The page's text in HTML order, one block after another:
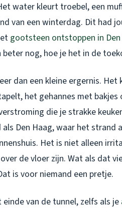
water kleurt troebel, een
van een winterdag. Dit had
gootsteen ontstoppen in Den
beter nog, hoe je het in de
dan een kleine ergernis.
het gehannes met
die je strakke
Den Haag, waar het strand
Het is niet alleen
de vloer zijn. Wat als dat
is voor niemand een pretje.
van de tunnel, zelfs als je